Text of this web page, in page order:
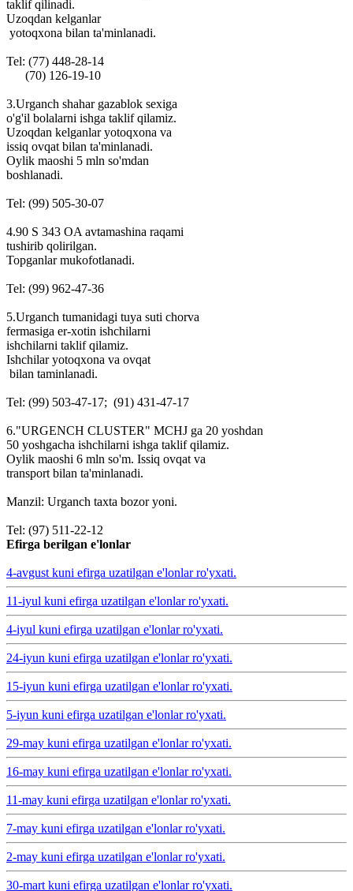
taklif qilinadi.
Uzoqdan kelganlar
yotoqxona bilan ta'minlanadi.
Tel: (77) 448-28-14
(70) 126-19-10
3.Urganch shahar gazablok sexiga
o'g'il bolalarni ishga taklif qilamiz.
Uzoqdan kelganlar yotoqxona va
issiq ovqat bilan ta'minlanadi.
Oylik maoshi 5 mln so'mdan
boshlanadi.
Tel: (99) 505-30-07
4.90 S 343 OA avtamashina raqami
tushirib qolirilgan.
Topganlar mukofotlanadi.
Tel: (99) 962-47-36
5.Urganch tumanidagi tuya suti chorva
fermasiga er-xotin ishchilarni
ishchilarni taklif qilamiz.
Ishchilar yotoqxona va ovqat
bilan taminlanadi.
Tel: (99) 503-47-17; (91) 431-47-17
6."URGENCH CLUSTER" MCHJ ga 20 yoshdan
50 yoshgacha ishchilarni ishga taklif qilamiz.
Oylik maoshi 6 mln so'm. Issiq ovqat va
transport bilan ta'minlanadi.
Manzil: Urganch taxta bozor yoni.
Tel: (97) 511-22-12
Efirga berilgan e'lonlar
4-avgust kuni efirga uzatilgan e'lonlar ro'yxati.
11-iyul kuni efirga uzatilgan e'lonlar ro'yxati.
4-iyul kuni efirga uzatilgan e'lonlar ro'yxati.
24-iyun kuni efirga uzatilgan e'lonlar ro'yxati.
15-iyun kuni efirga uzatilgan e'lonlar ro'yxati.
5-iyun kuni efirga uzatilgan e'lonlar ro'yxati.
29-may kuni efirga uzatilgan e'lonlar ro'yxati.
16-may kuni efirga uzatilgan e'lonlar ro'yxati.
11-may kuni efirga uzatilgan e'lonlar ro'yxati.
7-may kuni efirga uzatilgan e'lonlar ro'yxati.
2-may kuni efirga uzatilgan e'lonlar ro'yxati.
30-mart kuni efirga uzatilgan e'lonlar ro'yxati.